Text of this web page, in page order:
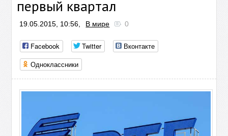
первый квартал
19.05.2015, 10:56, В мире 0
Facebook Twitter
Вконтакте
Одноклассники